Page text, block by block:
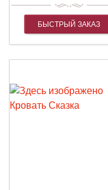
БЫСТРЫЙ ЗАКАЗ